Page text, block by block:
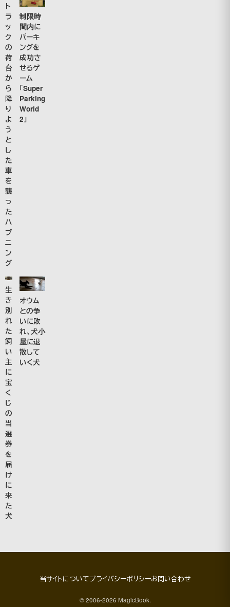
ト
ラ
ッ
ク
の
荷
台
か
ら
降
り
よ
う
と
し
た
車
を
襲
っ
た
ハ
プ
ニ
ン
グ
制限時
間内に
パーキ
ングを
成功さ
せるゲ
ーム
「Super
Parking
World
2」
生
き
別
れ
た
飼
い
主
に
宝
く
じ
の
当
選
券
を
届
け
に
来
た
犬
オウム
との争
いに敗
れ、犬小
屋に退
散して
いく犬
当サイトについてプライバシーポリシーお問い合わせ
© 2006-2026 MagicBook.